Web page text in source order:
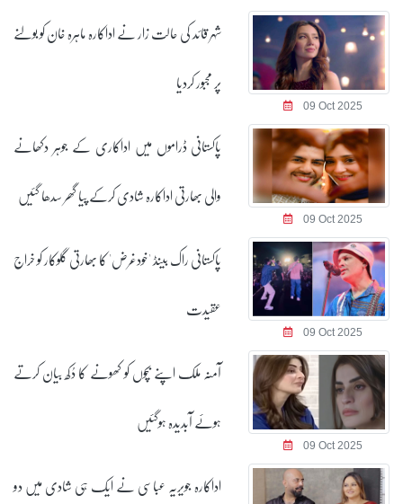
09 Oct 2025
شہر قائد کی حالت زار نے اداکارہ ماہرہ خان کو بولنے
پر مجبور کردیا
09 Oct 2025
پاکستانی ڈراموں میں اداکاری کے جوہر دکھانے
والی بھارتی اداکارہ شادی کرکے پیا گھر سدھا گئیں
09 Oct 2025
پاکستانی راک بینڈ 'خودغرض' کا بھارتی گلوکار کو خراج
عقیدت
09 Oct 2025
آمنہ ملک اپنے بچوں کو کھونے کا دُکھ بیان کرتے
ہوئے آبدیدہ ہوگئیں
اداکارہ جویریہ عباسی نے ایک ہی شادی میں دو